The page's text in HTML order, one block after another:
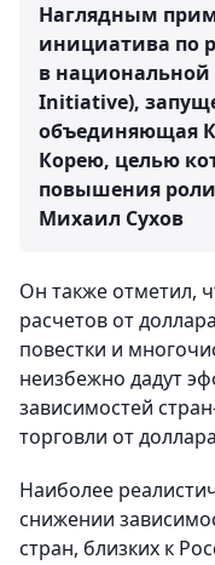
Наглядным
инициатива по
в национальной
Initiative),
объединяющая
Корею, целью
повышения
Михаил Сухов
Он также отметил,
расчетов от
повестки и
неизбежно дадут
зависимостей
торговли от
Наиболее
снижении
стран, близких к